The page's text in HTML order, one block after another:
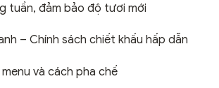
tuần, đảm bảo độ tươi mới
– Chính sách chiết khấu hấp dẫn
và cách pha chế